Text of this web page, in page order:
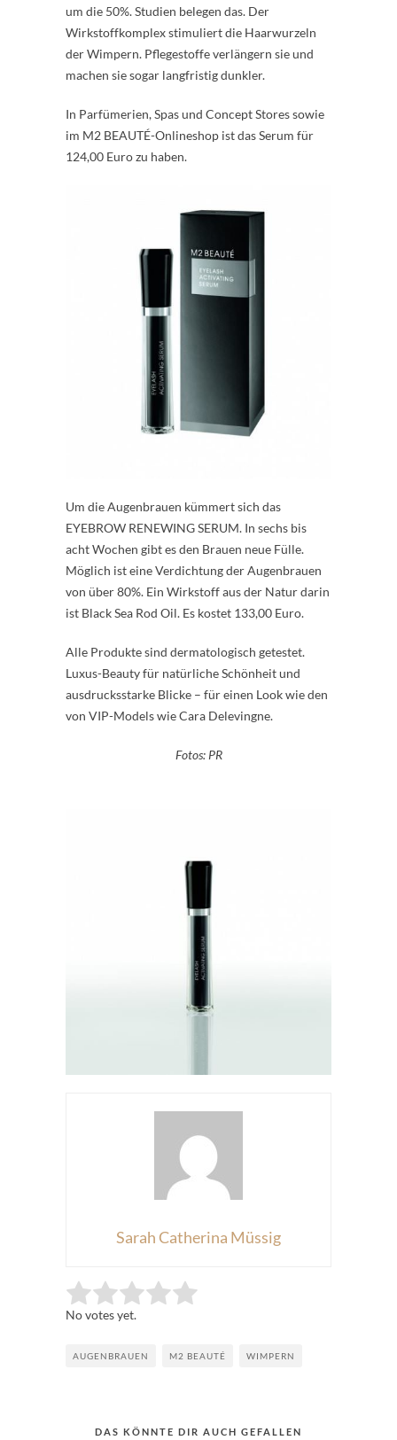
um die 50%. Studien belegen das. Der
Wirkstoffkomplex stimuliert die Haarwurzeln
der Wimpern. Pflegestoffe verlängern sie und
machen sie sogar langfristig dunkler.
In Parfümerien, Spas und Concept Stores sowie
im M2 BEAUTÉ-Onlineshop ist das Serum für
124,00 Euro zu haben.
Um die Augenbrauen kümmert sich das
EYEBROW RENEWING SERUM. In sechs bis
acht Wochen gibt es den Brauen neue Fülle.
Möglich ist eine Verdichtung der Augenbrauen
von über 80%. Ein Wirkstoff aus der Natur darin
ist Black Sea Rod Oil. Es kostet 133,00 Euro.
Alle Produkte sind dermatologisch getestet.
Luxus-Beauty für natürliche Schönheit und
ausdrucksstarke Blicke – für einen Look wie den
von VIP-Models wie Cara Delevingne.
Fotos: PR
Sarah Catherina Müssig
Rate this item: Submit Rating
No votes yet.
AUGENBRAUEN M2 BEAUTÉ WIMPERN
DAS KÖNNTE DIR AUCH GEFALLEN